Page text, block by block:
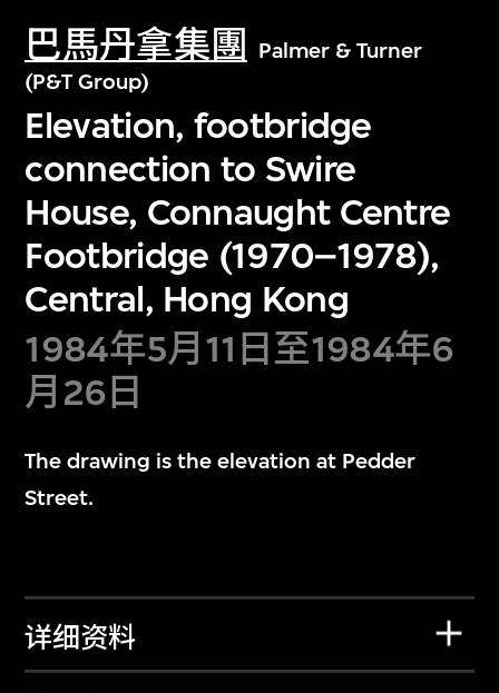
巴馬丹拿集團
Palmer & Turner
(P&T Group)
Elevation, footbridge
connection to Swire
House, Connaught Centre
Footbridge (1970–1978),
Central, Hong Kong
1984年5月11日至1984年6
月26日
The drawing is the elevation at Pedder
Street.
详细资料
文化藏品。